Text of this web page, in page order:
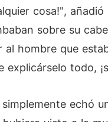
cosa!",
sobre su
al hombre que
todo,
echó